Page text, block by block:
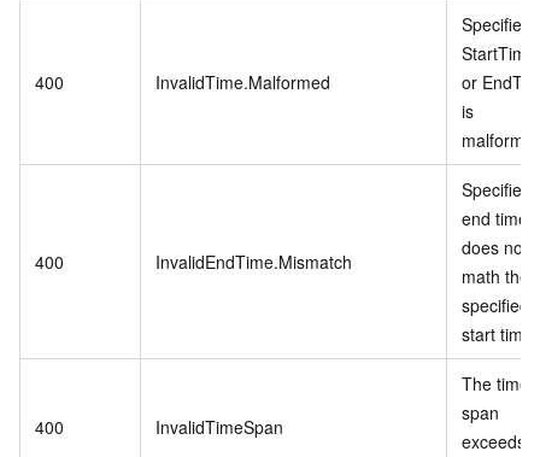
400 InvalidTime.Malformed
Specified
StartTime
or
is
400 InvalidEndTime.Mismatch
Specified
end time
does not
math the
specified
start time.
400 InvalidTimeSpan
The time
span
exceeds